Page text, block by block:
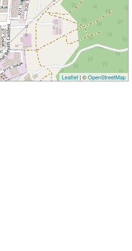
Leaflet| ©OpenStreetMap